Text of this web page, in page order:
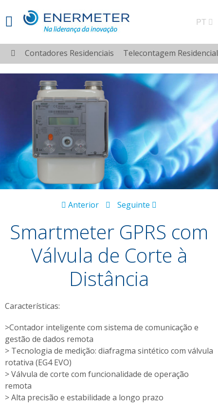
PT
Contadores Residenciais Telecontagem Residencial
Anterior Seguinte
Smartmeter GPRS com
Válvula de Corte à
Distância
Características:
>Contador inteligente com sistema de comunicação e
gestão de dados remota
> Tecnologia de medição: diafragma sintético com válvula
rotativa (EG4 EVO)
> Válvula de corte com funcionalidade de operação
remota
> Alta precisão e estabilidade a longo prazo